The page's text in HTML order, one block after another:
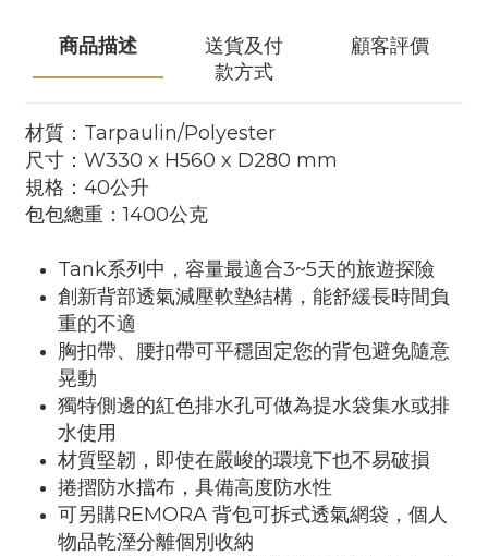
商品描述
送貨及付
款方式
顧客評價
材質：Tarpaulin/Polyester
尺寸：W330 x H560 x D280 mm
規格：40公升
包包總重：1400公克
Tank系列中，容量最適合3~5天的旅遊探險
創新背部透氣減壓軟墊結構，能舒緩長時間負
重的不適
胸扣帶、腰扣帶可平穩固定您的背包避免隨意
晃動
獨特側邊的紅色排水孔可做為提水袋集水或排
水使用
材質堅韌，即使在嚴峻的環境下也不易破損
捲摺防水擋布，具備高度防水性
可另購REMORA 背包可拆式透氣網袋，個人
物品乾溼分離個別收納